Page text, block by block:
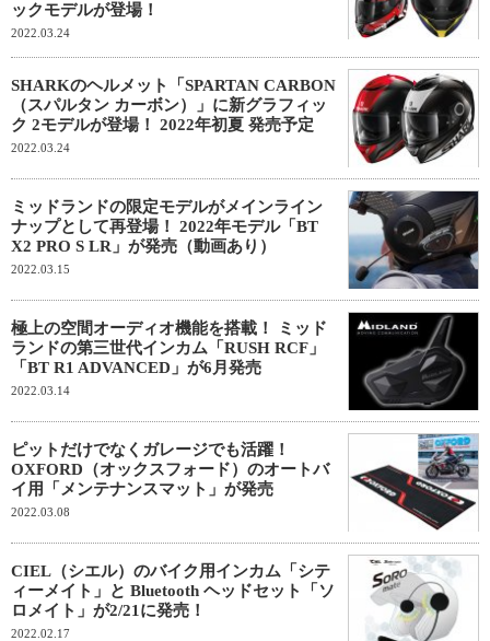
ックモデルが登場！
2022.03.24
SHARKのヘルメット「SPARTAN CARBON
（スパルタン カーボン）」に新グラフィッ
ク 2モデルが登場！ 2022年初夏 発売予定
2022.03.24
ミッドランドの限定モデルがメインライン
ナップとして再登場！ 2022年モデル「BT
X2 PRO S LR」が発売（動画あり）
2022.03.15
極上の空間オーディオ機能を搭載！ ミッド
ランドの第三世代インカム「RUSH RCF」
「BT R1 ADVANCED」が6月発売
2022.03.14
ピットだけでなくガレージでも活躍！
OXFORD（オックスフォード）のオートバ
イ用「メンテナンスマット」が発売
2022.03.08
CIEL（シエル）のバイク用インカム「シテ
ィーメイト」と Bluetooth ヘッドセット「ソ
ロメイト」が2/21に発売！
2022.02.17